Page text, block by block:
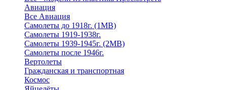
Авиация
Все Авиация
Самолеты до 1918г. (1МВ)
Самолеты 1919-1938г.
Самолеты 1939-1945г. (2МВ)
Самолеты после 1946г.
Вертолеты
Гражданская и транспортная
Космос